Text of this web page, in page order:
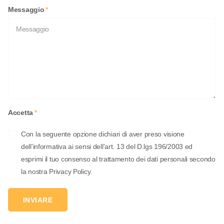
Messaggio *
Accetta*
Con la seguente opzione dichiari di aver preso visione
dell'informativa ai sensi dell'art. 13 del D.lgs 196/2003 ed
esprimi il tuo consenso al trattamento dei dati personali secondo
la nostra Privacy Policy.
INVIARE